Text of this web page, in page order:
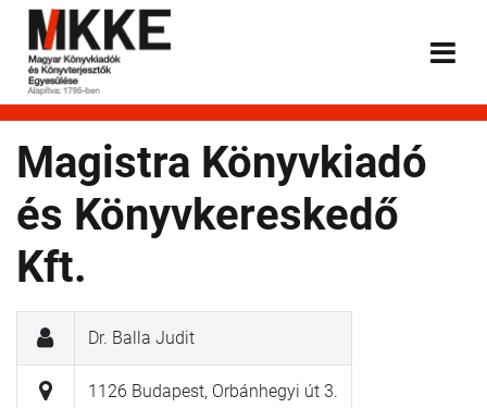
Magistra Könyvkiadó
és Könyvkereskedő
Kft.
Dr. Balla Judit
1126 Budapest, Orbánhegyi út 3.